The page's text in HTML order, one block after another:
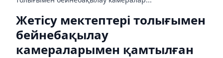
Жетісу мектептері толығымен
бейнебақылау
камераларымен қамтылған